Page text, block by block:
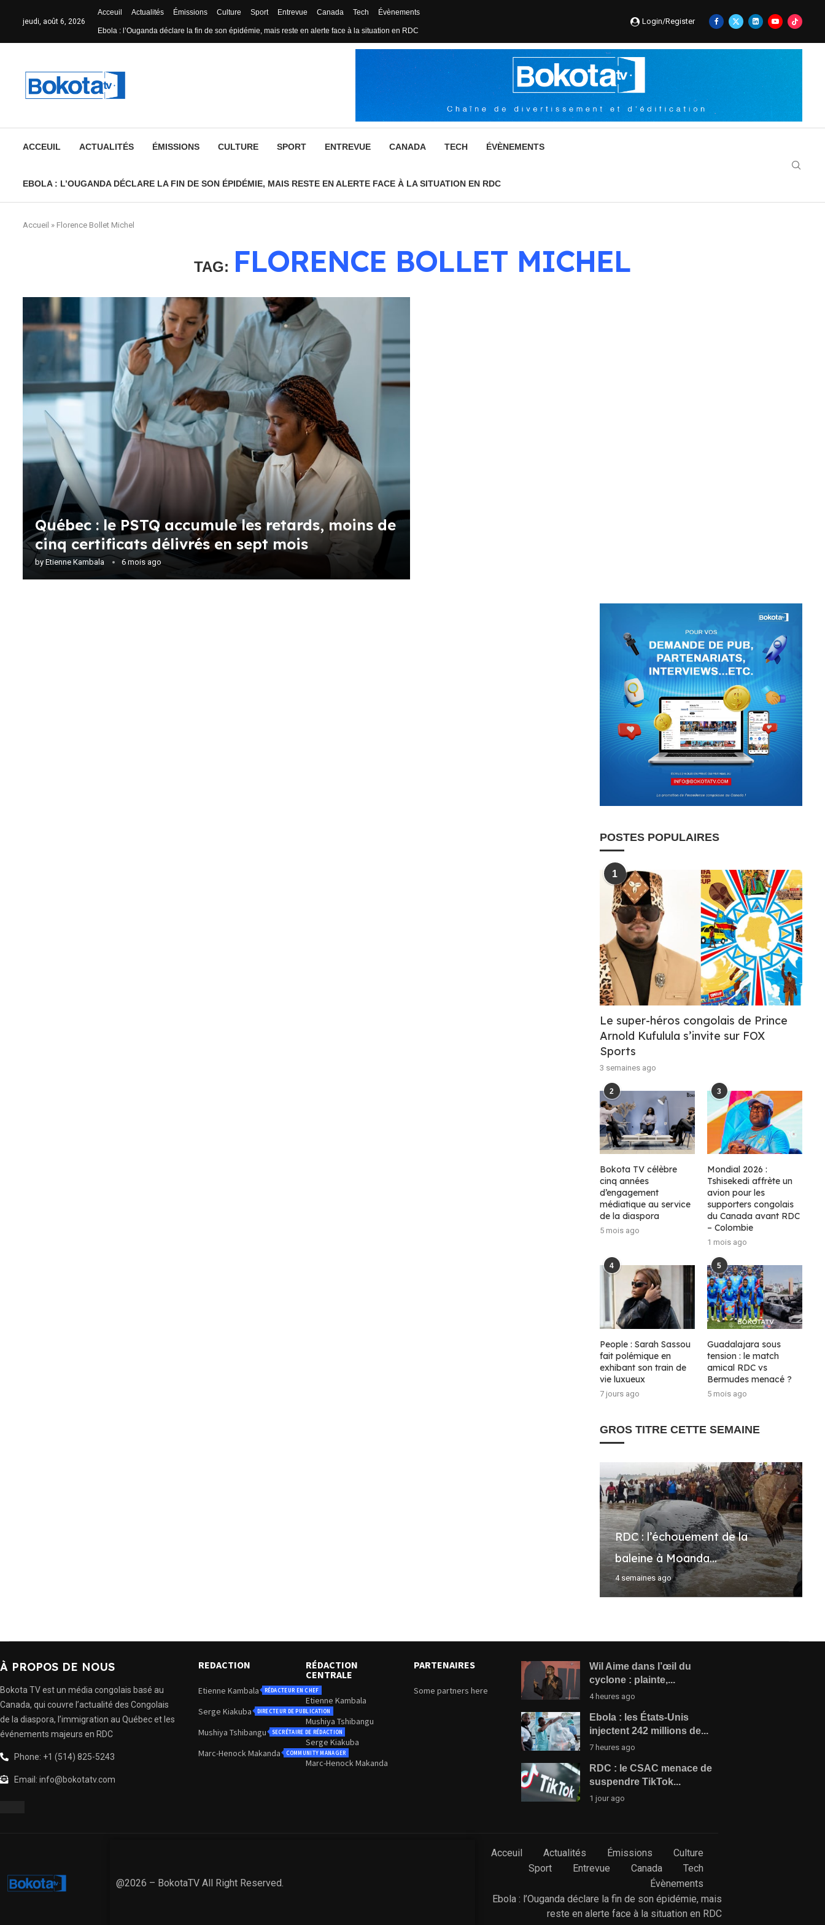
jeudi, août 6, 2026
Acceuil Actualités Émissions Culture Sport Entrevue Canada Tech Évènements
Ebola : l’Ouganda déclare la fin de son épidémie, mais reste en alerte face à la situation en RDC
Login/Register
ACCEUIL ACTUALITÉS ÉMISSIONS CULTURE SPORT ENTREVUE CANADA TECH ÉVÈNEMENTS
EBOLA : L’OUGANDA DÉCLARE LA FIN DE SON ÉPIDÉMIE, MAIS RESTE EN ALERTE FACE À LA SITUATION EN RDC
Accueil » Florence Bollet Michel
TAG: FLORENCE BOLLET MICHEL
Québec : le PSTQ accumule les retards, moins de
cinq certificats délivrés en sept mois
by Etienne Kambala 6 mois ago
POSTES POPULAIRES
1
Le super-héros congolais de Prince
Arnold Kufulula s’invite sur FOX
Sports
3 semaines ago
2
Bokota TV célèbre
cinq années
d’engagement
médiatique au service
de la diaspora
5 mois ago
3
Mondial 2026 :
Tshisekedi affrète un
avion pour les
supporters congolais
du Canada avant RDC
– Colombie
1 mois ago
4
People : Sarah Sassou
fait polémique en
exhibant son train de
vie luxueux
7 jours ago
5
Guadalajara sous
tension : le match
amical RDC vs
Bermudes menacé ?
5 mois ago
GROS TITRE CETTE SEMAINE
RDC : l’échouement de la
baleine à Moanda...
4 semaines ago
À PROPOS DE NOUS
Bokota TV est un média congolais basé au
Canada, qui couvre l’actualité des Congolais
de la diaspora, l’immigration au Québec et les
événements majeurs en RDC
Phone: +1 (514) 825-5243
Email: info@bokotatv.com
REDACTION
Etienne Kambala RÉDACTEUR EN CHEF
Serge Kiakuba DIRECTEUR DE PUBLICATION
Mushiya Tshibangu SECRÉTAIRE DE RÉDACTION
Marc-Henock Makanda COMMUNITY MANAGER
RÉDACTION
CENTRALE
Etienne Kambala
Mushiya Tshibangu
Serge Kiakuba
Marc-Henock Makanda
PARTENAIRES
Some partners here
Wil Aime dans l’œil du
cyclone : plainte,...
4 heures ago
Ebola : les États-Unis
injectent 242 millions de...
7 heures ago
RDC : le CSAC menace de
suspendre TikTok...
1 jour ago
@2026 – BokotaTV All Right Reserved.
Acceuil Actualités Émissions
Culture
Sport
Entrevue Canada
Tech
Évènements
Ebola : l’Ouganda déclare la fin de son épidémie, mais
reste en alerte face à la situation en RDC